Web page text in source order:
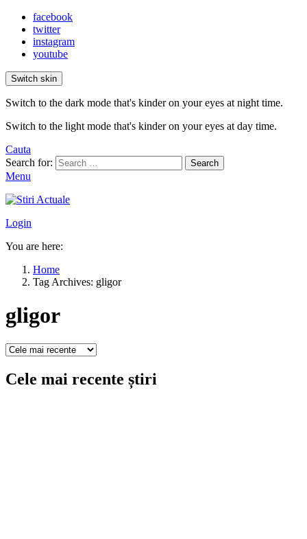
facebook
twitter
instagram
youtube
Switch skin
Switch to the dark mode that's kinder on your eyes at night time.
Switch to the light mode that's kinder on your eyes at day time.
Cauta
Search for:
Search
Menu
Login
You are here:
Home
Tag Archives: gligor
gligor
Cele mai recente știri